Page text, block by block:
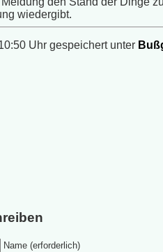
wiedergibt.
Uhr gespeichert unter
Name (erforderlich)